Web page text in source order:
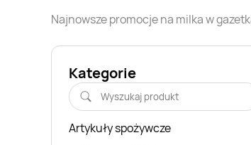
Najnowsze promocje na milkaw
Kategorie
Artykuły spożywcze